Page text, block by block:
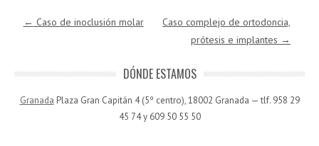
Navegación de entradas
← Caso de inoclusión molar
Caso complejo de ortodoncia,
prótesis e implantes →
DÓNDE ESTAMOS
Granada Plaza Gran Capitán 4 (5º centro), 18002 Granada — tlf. 958 29
45 74 y 609 50 55 50